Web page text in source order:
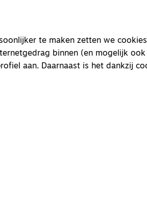
Kvk-
NL46
te maken zetten we
binnen (en mogelijk
aan. Daarnaast is het dankzij